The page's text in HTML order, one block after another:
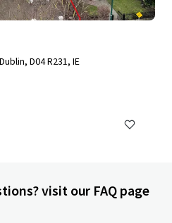
D04 R231, IE
visit our FAQ page